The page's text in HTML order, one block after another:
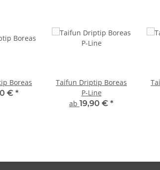
Boreas
€ *
Taifun Driptip Boreas
P-Line
ab 19,90 € *